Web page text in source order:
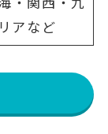
アなど